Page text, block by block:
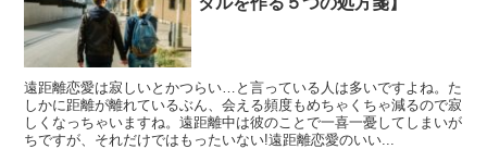
遠距離恋愛は寂しいとかつらい…と言っている人は多いですよね。た
しかに距離が離れているぶん、会える頻度もめちゃくちゃ減るので寂
しくなっちゃいますね。遠距離中は彼のことで一喜一憂してしまいが
ちですが、それだけではもったいない!遠距離恋愛のいい...